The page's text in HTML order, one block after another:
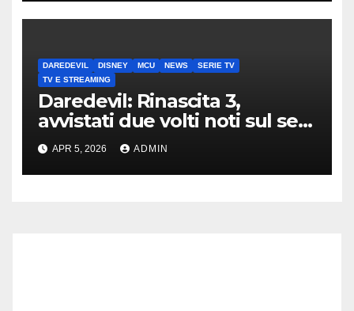
DAREDEVIL DISNEY MCU NEWS
SERIE TV
TV E STREAMING
Daredevil: Rinascita 3,
avvistati due volti noti sul set
di New York
APR 5, 2026 ADMIN